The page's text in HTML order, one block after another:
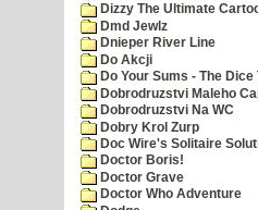
Dizzy The Ultimate
Dmd Jewlz
Dnieper River Line
Do Akcji
Do Your Sums - The
Dobrodruzstvi Maleho
Dobrodruzstvi Na WC
Dobry Krol Zurp
Doc Wire's Solitaire
Doctor Boris!
Doctor Grave
Doctor Who Adventure